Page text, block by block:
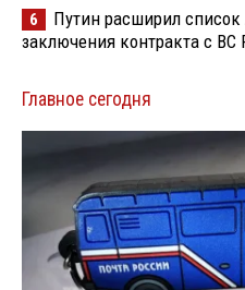
6
Путин расширил
заключения контракта с ВС
Главное сегодня